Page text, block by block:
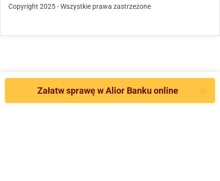
Copyright 2025 - Wszystkie prawa zastrzeżone
Załatw sprawę w Alior Banku online